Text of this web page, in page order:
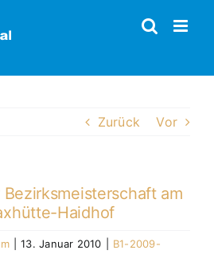
Zurück Vor
am
Haidhof
13. Januar 2010
B1-2009-